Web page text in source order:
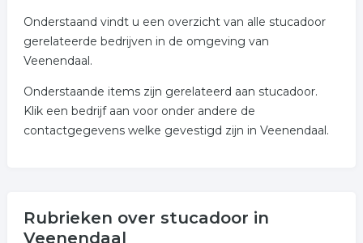
Onderstaand vindt u een overzicht van alle stucadoor
gerelateerde bedrijven in de omgeving van
Veenendaal.
Onderstaande items zijn gerelateerd aan stucadoor.
Klik een bedrijf aan voor onder andere de
contactgegevens welke gevestigd zijn in Veenendaal.
Rubrieken over stucadoor in
Veenendaal